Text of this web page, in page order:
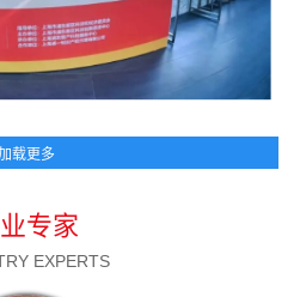
专家
EXPERTS